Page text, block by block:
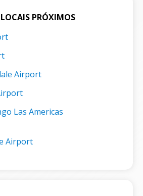
PRÓXIMOS
Airport
Las Americas
Airport